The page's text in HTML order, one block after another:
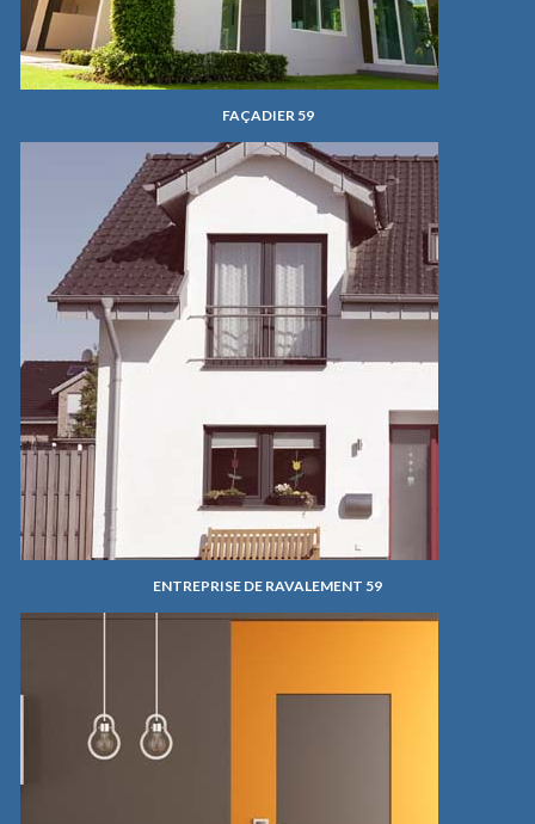
FAÇADIER 59
ENTREPRISE DE RAVALEMENT 59